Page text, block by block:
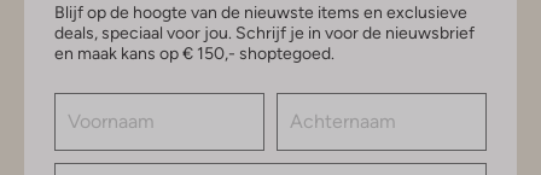
Blijf op de hoogte van de nieuwste items en exclusieve
deals, speciaal voor jou. Schrijf je in voor de nieuwsbrief
en maak kans op € 150,- shoptegoed.